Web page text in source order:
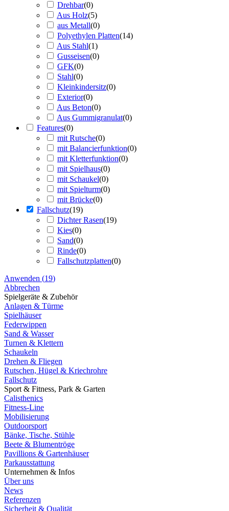
Drehbar(0)
Aus Holz(5)
aus Metall(0)
Polyethylen Platten(14)
Aus Stahl(1)
Gusseisen(0)
GFK(0)
Stahl(0)
Kleinkindersitz(0)
Exterior(0)
Aus Beton(0)
Aus Gummigranulat(0)
Features(0)
mit Rutsche(0)
mit Balancierfunktion(0)
mit Kletterfunktion(0)
mit Spielhaus(0)
mit Schaukel(0)
mit Spielturm(0)
mit Brücke(0)
Fallschutz(19)
Dichter Rasen(19)
Kies(0)
Sand(0)
Rinde(0)
Fallschutzplatten(0)
Anwenden (19)
Abbrechen
Spielgeräte & Zubehör
Anlagen & Türme
Spielhäuser
Federwippen
Sand & Wasser
Turnen & Klettern
Schaukeln
Drehen & Fliegen
Rutschen, Hügel & Kriechrohre
Fallschutz
Sport & Fitness, Park & Garten
Calisthenics
Fitness-Line
Mobilisierung
Outdoorsport
Bänke, Tische, Stühle
Beete & Blumentröge
Pavillions & Gartenhäuser
Parkausstattung
Unternehmen & Infos
Über uns
News
Referenzen
Sicherheit & Qualität